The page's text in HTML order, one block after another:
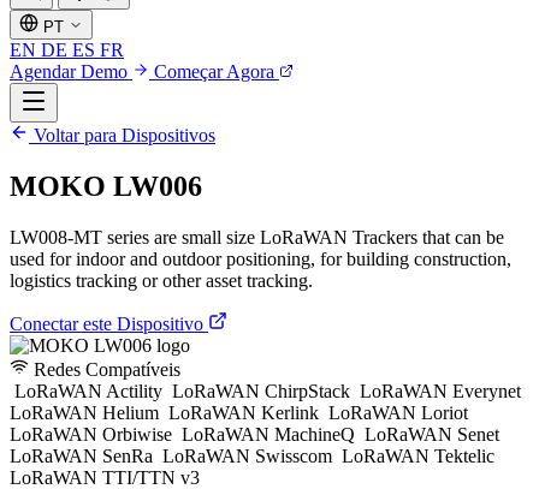
PT
EN DE ES FR
Agendar Demo
Começar Agora
Voltar para Dispositivos
MOKO LW006
LW008-MT series are small size LoRaWAN Trackers that can be
used for indoor and outdoor positioning, for building construction,
logistics tracking or other asset tracking.
Conectar este Dispositivo
Redes Compatíveis
LoRaWAN Actility LoRaWAN ChirpStack LoRaWAN Everynet
LoRaWAN Helium LoRaWAN Kerlink LoRaWAN Loriot
LoRaWAN Orbiwise LoRaWAN MachineQ LoRaWAN Senet
LoRaWAN SenRa LoRaWAN Swisscom LoRaWAN Tektelic
LoRaWAN TTI/TTN v3